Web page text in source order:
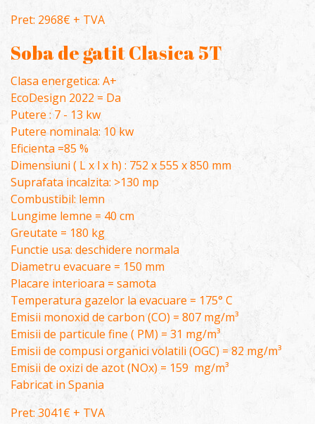
Pret: 2968€ + TVA
Soba de gatit Clasica 5T
Clasa energetica: A+
EcoDesign 2022 = Da
Putere : 7 - 13 kw
Putere nominala: 10 kw
Eficienta =85 %
Dimensiuni ( L x l x h) : 752 x 555 x 850 mm
Suprafata incalzita: >130 mp
Combustibil: lemn
Lungime lemne = 40 cm
Greutate = 180 kg
Functie usa: deschidere normala
Diametru evacuare = 150 mm
Placare interioara = samota
Temperatura gazelor la evacuare = 175° C
Emisii monoxid de carbon (CO) = 807 mg/m³
Emisii de particule fine ( PM) = 31 mg/m³
Emisii de compusi organici volatili (OGC) = 82 mg/m³
Emisii de oxizi de azot (NOx) = 159 mg/m³
Fabricat in Spania
Pret: 3041€ + TVA